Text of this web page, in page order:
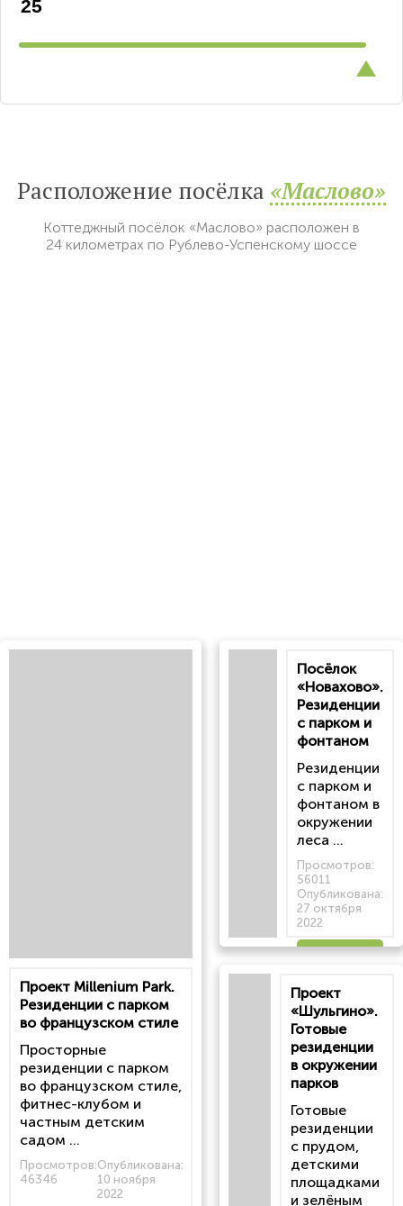
Расположение посёлка «Маслово»
Коттеджный посёлок «Маслово» расположен в
24 километрах по Рублево-Успенскому шоссе
Проект Millenium Park.
Резиденции с парком
во французском стиле
Просторные
резиденции с парком
во французском стиле,
фитнес-клубом и
частным детским
садом ...
Просмотров:
46346
Опубликована:
10 ноября
2022
Посёлок
«Новахово».
Резиденции
с парком и
фонтаном
Резиденции
с парком и
фонтаном в
окружении
леса ...
Просмотров:
56011
Опубликована:
27 октября
2022
статью
Проект
«Шульгино».
Готовые
резиденции
в окружении
парков
Готовые
резиденции
с прудом,
детскими
площадками
и зелёным